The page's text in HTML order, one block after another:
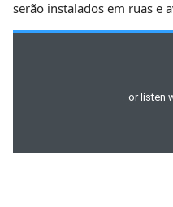
serão instalados em ruas e